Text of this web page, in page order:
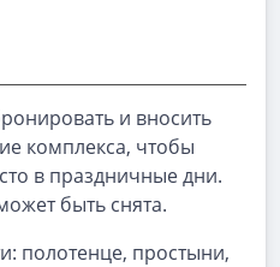
и вносить
комплекса, чтобы
в праздничные дни.
быть снята.
полотенце, простыни,